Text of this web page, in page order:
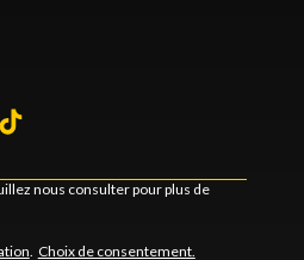
nous consulter pour plus de
Choix de consentement.